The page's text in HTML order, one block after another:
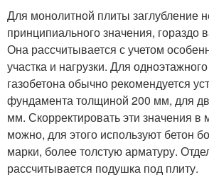
Для монолитной плиты заглубление
принципиального значения, гораздо
Она рассчитывается с учетом
участка и нагрузки. Для
газобетона обычно рекомендуется
фундамента толщиной 200 мм, для
мм. Скорректировать эти значения
можно, для этого используют бетон
марки, более толстую арматуру.
рассчитывается подушка под плиту.